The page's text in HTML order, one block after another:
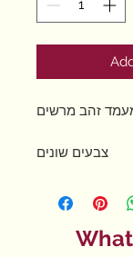
זהב מרשים
צבעים שונים